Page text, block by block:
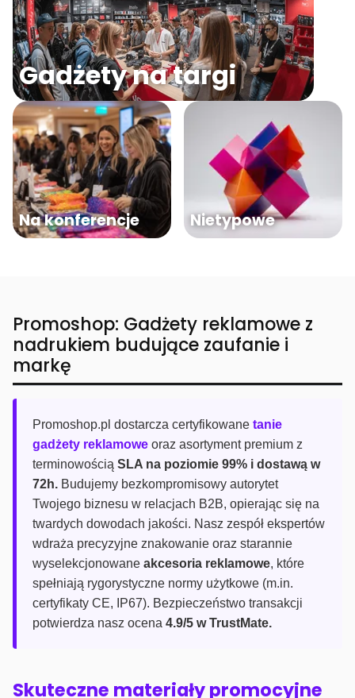
Gadżety na targi
Na konferencje Nietypowe
Promoshop: Gadżety reklamowe z
nadrukiem budujące zaufanie i
markę
Promoshop.pl dostarcza certyfikowane tanie
gadżety reklamowe oraz asortyment premium z
terminowością SLA na poziomie 99% i dostawą w
72h. Budujemy bezkompromisowy autorytet
Twojego biznesu w relacjach B2B, opierając się na
twardych dowodach jakości. Nasz zespół ekspertów
wdraża precyzyjne znakowanie oraz starannie
wyselekcjonowane akcesoria reklamowe, które
spełniają rygorystyczne normy użytkowe (m.in.
certyfikaty CE, IP67). Bezpieczeństwo transakcji
potwierdza nasz ocena 4.9/5 w TrustMate.
Skuteczne materiały promocyjne